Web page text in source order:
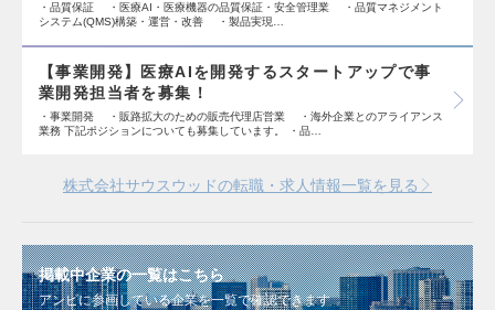
・品質保証 ・医療AI・医療機器の品質保証・安全管理業 ・品質マネジメント
システム(QMS)構築・運営・改善 ・製品実現…
【事業開発】医療AIを開発するスタートアップで事
業開発担当者を募集！
・事業開発 ・販路拡大のための販売代理店営業 ・海外企業とのアライアンス
業務 下記ポジションについても募集しています。 ・品…
株式会社サウスウッドの転職・求人情報一覧を見る
掲載中企業の一覧はこちら
アンビに参画している企業を一覧で確認できます